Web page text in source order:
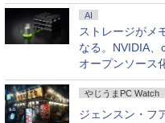
AI
ストレージがメ
なる。NVIDIA、
オープンソース
やじうまPC Watch
ジェンスン・フ